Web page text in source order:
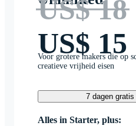
US$ 18
US$ 15
Voor grotere makers die op
creatieve vrijheid eisen
7 dagen gratis
Alles in Starter, plus: